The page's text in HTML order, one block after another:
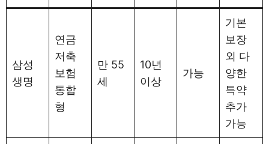
삼성
생명
연금
저축
보험
통합
형
만 55
세
10년
이상
가능
기본
보장
외 다
양한
특약
추가
가능